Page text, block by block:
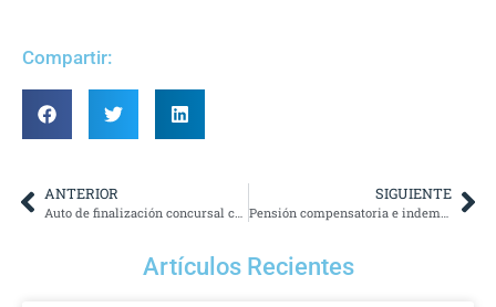
Compartir:
ANTERIOR SIGUIENTE
Artículos Recientes